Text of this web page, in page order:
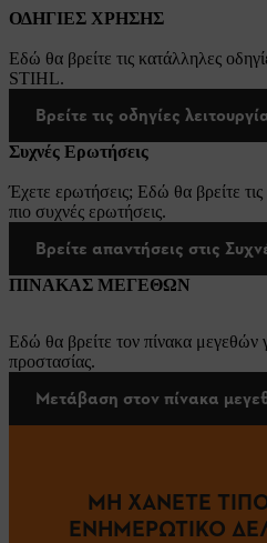
ΟΔΗΓΙΕΣ ΧΡΗΣΗΣ
Εδώ θα βρείτε τις κατάλληλες
STIHL.
Βρείτε τις οδηγίες
Συχνές Ερωτήσεις
Έχετε ερωτήσεις; Εδώ θα βρείτε τις
πιο συχνές ερωτήσεις.
Βρείτε απαντήσεις στις
ΠΙΝΑΚΑΣ ΜΕΓΕΘΩΝ
Εδώ θα βρείτε τον πίνακα μεγεθών
προστασίας.
Μετάβαση στον πίνακα
ΜΗ ΧΑΝΕΤΕ
ΕΝΗΜΕΡΩΤΙΚΟ